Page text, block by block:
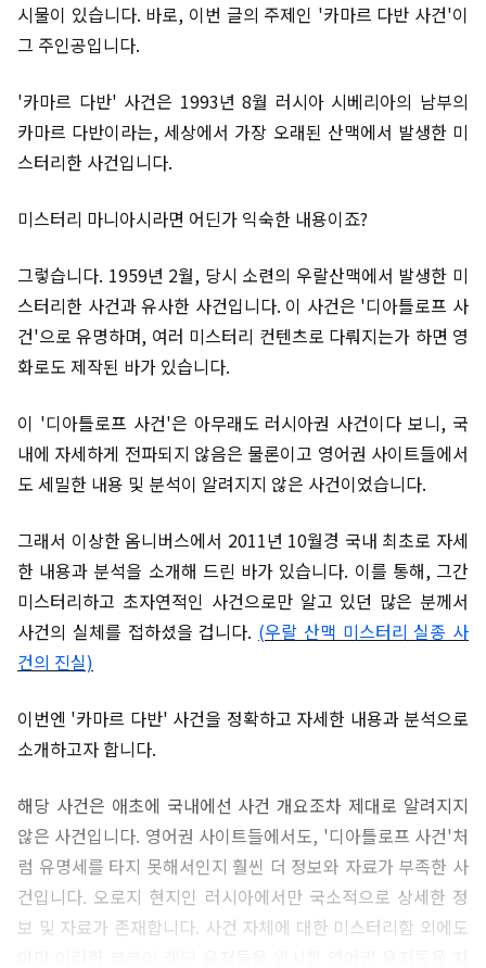
시물이 있습니다. 바로, 이번 글의 주제인 '카마르 다반 사건'이
그 주인공입니다.
'카마르 다반' 사건은 1993년 8월 러시아 시베리아의 남부의
카마르 다반이라는, 세상에서 가장 오래된 산맥에서 발생한 미
스터리한 사건입니다.
미스터리 마니아시라면 어딘가 익숙한 내용이죠?
그렇습니다. 1959년 2월, 당시 소련의 우랄산맥에서 발생한 미
스터리한 사건과 유사한 사건입니다. 이 사건은 '디아틀로프 사
건'으로 유명하며, 여러 미스터리 컨텐츠로 다뤄지는가 하면 영
화로도 제작된 바가 있습니다.
이 '디아틀로프 사건'은 아무래도 러시아권 사건이다 보니, 국
내에 자세하게 전파되지 않음은 물론이고 영어권 사이트들에서
도 세밀한 내용 및 분석이 알려지지 않은 사건이었습니다.
그래서 이상한 옴니버스에서 2011년 10월경 국내 최초로 자세
한 내용과 분석을 소개해 드린 바가 있습니다. 이를 통해, 그간
미스터리하고 초자연적인 사건으로만 알고 있던 많은 분께서
사건의 실체를 접하셨을 겁니다. (우랄 산맥 미스터리 실종 사
건의 진실)
이번엔 '카마르 다반' 사건을 정확하고 자세한 내용과 분석으로
소개하고자 합니다.
해당 사건은 애초에 국내에선 사건 개요조차 제대로 알려지지
않은 사건입니다. 영어권 사이트들에서도, '디아틀로프 사건'처
럼 유명세를 타지 못해서인지 훨씬 더 정보와 자료가 부족한 사
건입니다. 오로지 현지인 러시아에서만 국소적으로 상세한 정
보 및 자료가 존재합니다. 사건 자체에 대한 미스터리함 외에도